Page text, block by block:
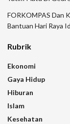
FORKOMPAS Dan
Bantuan Hari Raya
Rubrik
Ekonomi
Gaya Hidup
Hiburan
Islam
Kesehatan